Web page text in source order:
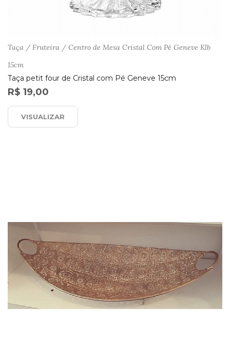
Taça / Fruteira / Centro de Mesa Cristal Com Pé Geneve Klb
15cm
Taça petit four de Cristal com Pé Geneve 15cm
R$ 19,00
VISUALIZAR